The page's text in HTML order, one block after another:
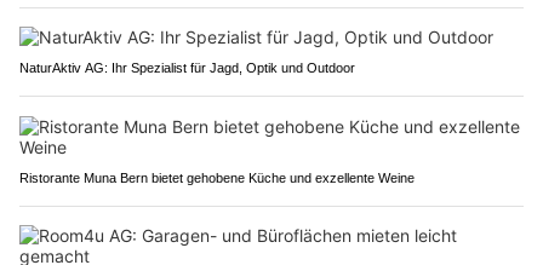
NaturAktiv AG: Ihr Spezialist für Jagd, Optik und Outdoor
Ristorante Muna Bern bietet gehobene Küche und exzellente Weine